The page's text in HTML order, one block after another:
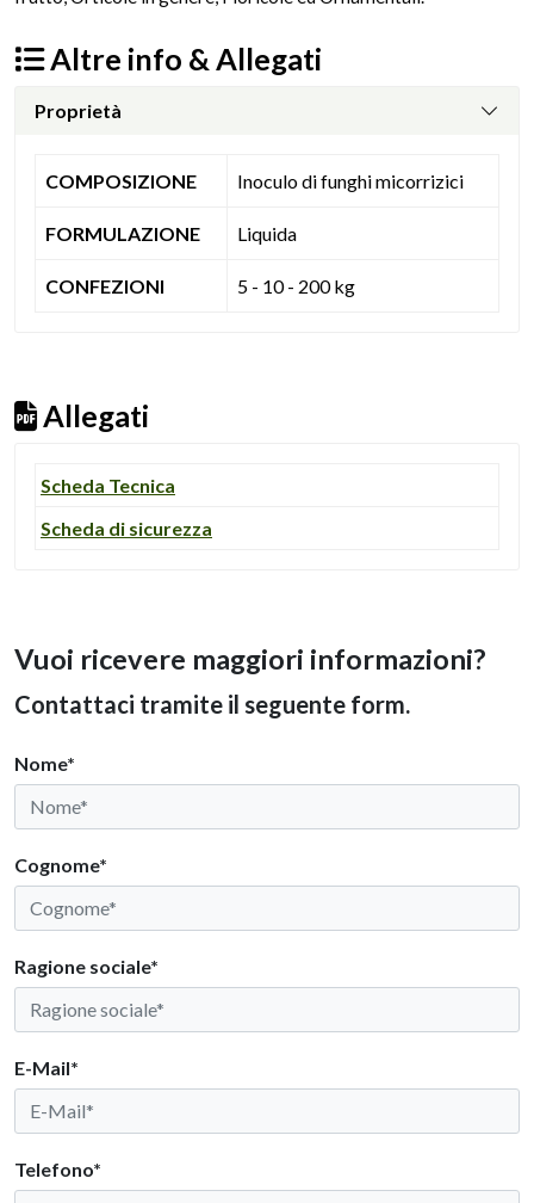
Altre info & Allegati
Proprietà
COMPOSIZIONE Inoculo di funghi micorrizici
FORMULAZIONE Liquida
CONFEZIONI 5 - 10 - 200 kg
Allegati
Scheda Tecnica
Scheda di sicurezza
Vuoi ricevere maggiori informazioni?
Contattaci tramite il seguente form.
Nome*
Cognome*
Ragione sociale*
E-Mail*
Telefono*